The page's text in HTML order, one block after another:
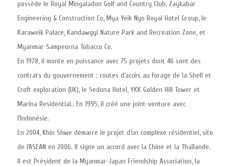
possède le Royal Mingaladon Golf and Country Club, Zaykabar
Engineering & Construction Co, Mya Yeik Nyo Royal Hotel Group, le
Karaweik Palace, Kandawgyi Nature Park and Recreation Zone, et
Myanmar Sampeorna Tobacco Co.
En 1978, il monte en puissance avec 75 projets dont 46 sont des
contrats du gouvernement : routes d’accès au forage de la Shell et
Croft exploration (UK), le Sedona Hotel, YKK Golden Hill Tower et
Marina Residential.. En 1995, il créé une joint-venture avec
l’Indonésie.
En 2004, Khin Shwe démarre le projet d’un complexe résidentiel, site
de l’ASEAN en 2006. Il signe un accord avec la Chine et la Thaïlande.
Il est Président de la Myanmar-Japan Friendship Association, la